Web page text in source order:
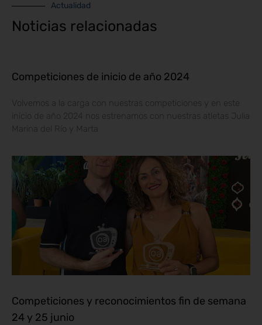
Actualidad
Noticias relacionadas
Competiciones de inicio de año 2024
Volvemos a la carga con nuestras competiciones y en este
inicio de año 2024 nos estrenamos con nuestras atletas Julia
Marina del Río y Marta
Competiciones y reconocimientos fin de semana
24 y 25 junio